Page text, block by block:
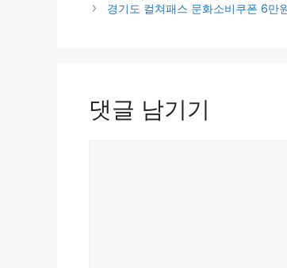
고
경기도 컬쳐패스 문화소비쿠폰 6만
댓글 남기기